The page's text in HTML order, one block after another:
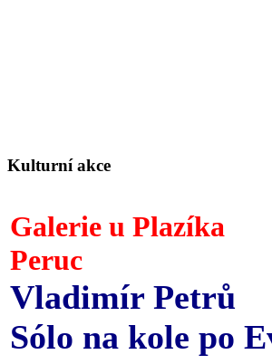
Kulturní akce
Galerie u Plazíka
Peruc
Vladimír Petrů
Sólo na kole po